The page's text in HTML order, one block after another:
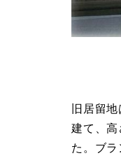
旧居留
建て、
た。ブ